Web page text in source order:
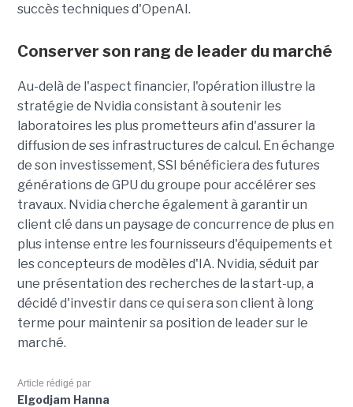
succès techniques d'OpenAI.
Conserver son rang de leader du marché
Au-delà de l'aspect financier, l'opération illustre la
stratégie de Nvidia consistant à soutenir les
laboratoires les plus prometteurs afin d'assurer la
diffusion de ses infrastructures de calcul. En échange
de son investissement, SSI bénéficiera des futures
générations de GPU du groupe pour accélérer ses
travaux. Nvidia cherche également à garantir un
client clé dans un paysage de concurrence de plus en
plus intense entre les fournisseurs d'équipements et
les concepteurs de modèles d'IA. Nvidia, séduit par
une présentation des recherches de la start-up, a
décidé d'investir dans ce qui sera son client à long
terme pour maintenir sa position de leader sur le
marché.
Article rédigé par
Elgodjam Hanna